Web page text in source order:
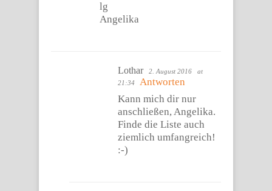
lg
Angelika
Lothar 2. August 2016
at
21:34
Antworten
Kann mich dir nur
anschließen, Angelika.
Finde die Liste auch
ziemlich umfangreich!
:-)